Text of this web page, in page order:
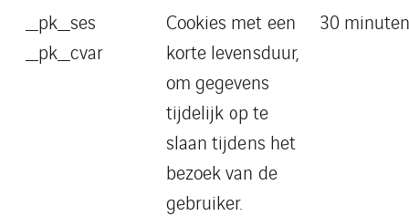
_pk_ses
_pk_cvar
Cookies met een
korte levensduur,
om gegevens
tijdelijk op te
slaan tijdens het
bezoek van de
gebruiker.
30